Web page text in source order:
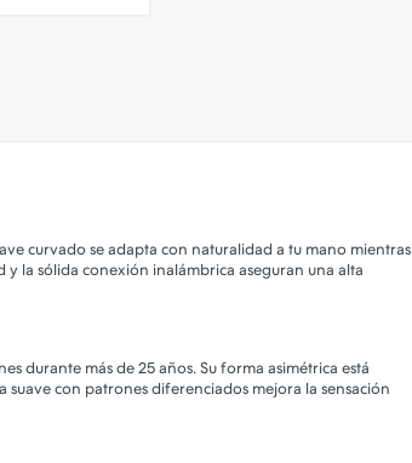
curvado se adapta con naturalidad a tu mano mientras
la sólida conexión inalámbrica aseguran una alta
durante más de 25 años. Su forma asimétrica está
con patrones diferenciados mejora la sensación